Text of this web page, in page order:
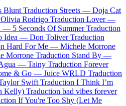
Blunt Traduction Streets — Doja Cat
Olivia Rodrigo Traduction Lover —
— 5 Seconds Of Summer Traduction
Idea — Don Toliver Traduction
Hard For Me — Michele Morrone
Morrone Traduction Stand By —
— Tainy Traduction Forever
& Go — Juice WRLD Traduction
Swift Traduction I Think I’m
Kelly) Traduction bad vibes forever
If You're Too Shy (Let Me